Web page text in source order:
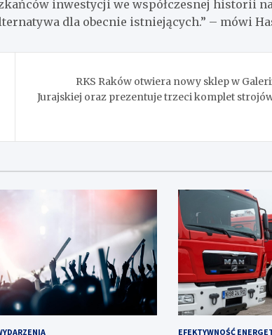
inwestycji we współczesnej historii
dla obecnie istniejących.” – mówi
RKS Raków otwiera nowy sklep w
Jurajskiej oraz prezentuje trzeci komplet
EFEKTYWNOŚĆ